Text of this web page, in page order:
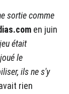
sortie comme
en juin
était
le
ils ne s'y
rien